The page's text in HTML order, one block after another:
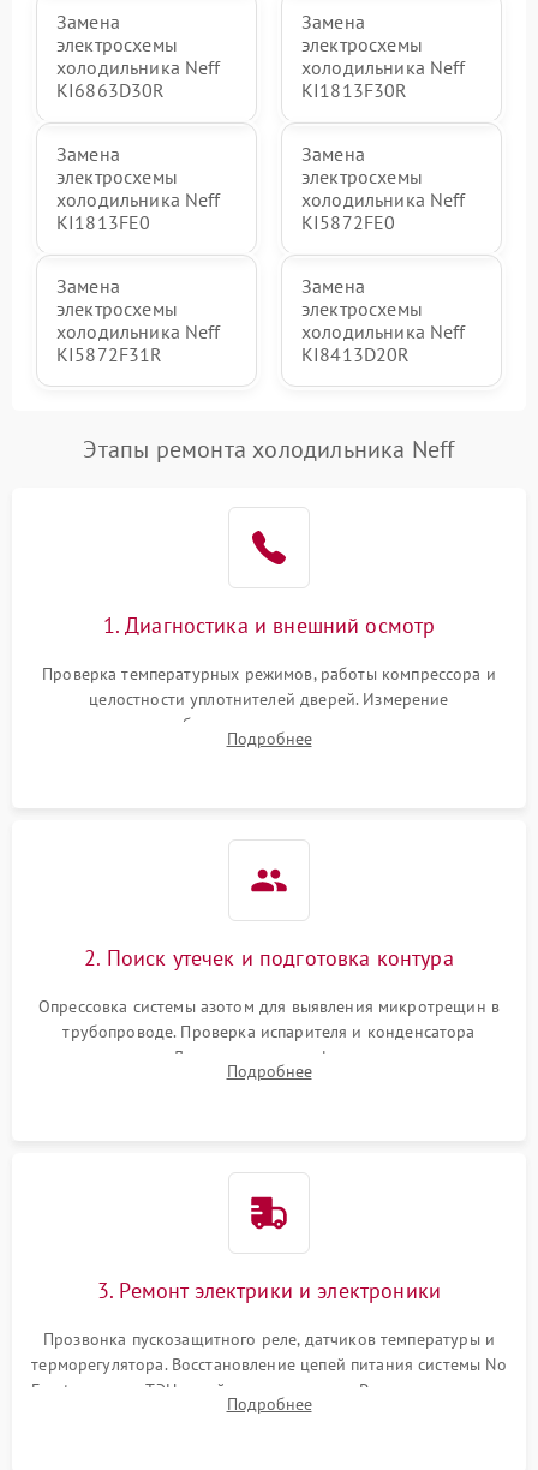
Замена
электросхемы
холодильника Neff
KI6863D30R
Замена
электросхемы
холодильника Neff
KI1813F30R
Замена
электросхемы
холодильника Neff
KI1813FE0
Замена
электросхемы
холодильника Neff
KI5872FE0
Замена
электросхемы
холодильника Neff
KI5872F31R
Замена
электросхемы
холодильника Neff
KI8413D20R
Этапы ремонта холодильника Neff
1. Диагностика и внешний осмотр
Проверка температурных режимов, работы компрессора и
целостности уплотнителей дверей. Измерение
сопротивления обмоток мотора, проверка термостата и
считывание кодов ошибок с электронного дисплея.
Подробнее
2. Поиск утечек и подготовка контура
Опрессовка системы азотом для выявления микротрещин в
трубопроводе. Проверка испарителя и конденсатора
течеискателем. Демонтаж старого фильтра-осушителя и
продувка капиллярной трубки для устранения засоров.
Подробнее
3. Ремонт электрики и электроники
Прозвонка пускозащитного реле, датчиков температуры и
терморегулятора. Восстановление цепей питания системы No
Frost, включая ТЭН оттайки и вентилятор. Ремонт или замена
платы управления при сбоях алгоритмов.
Подробнее